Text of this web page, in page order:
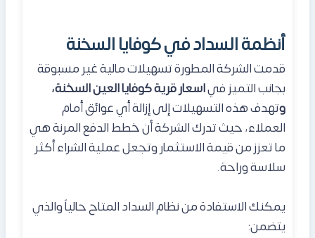
أنظمة السداد في كوفايا السخنة
قدمت الشركة المطورة تسهيلات مالية غير مسبوقة
بجانب التميز فياسعار قرية كوفايا العين السخنة،
وتهدف هذه التسهيلات إلى إزالة أي عوائق أمام
العملاء، حيث تدرك الشركة أن خطط الدفع المرنة هي
ما تعزز من قيمة الاستثمار وتجعل عملية الشراء أكثر
سلاسة وراحة.
يمكنك الاستفادة من نظام السداد المتاح حالياً والذي
يتضمن: